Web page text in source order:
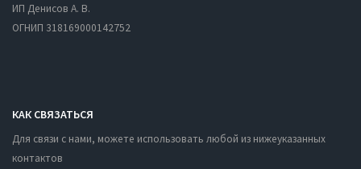
ИП Денисов А. В.
ОГНИП 318169000142752
КАК СВЯЗАТЬСЯ
Для связи с нами, можете использовать любой из нижеуказанных
контактов